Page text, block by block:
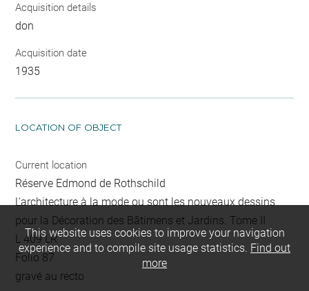
Acquisition details
don
Acquisition date
1935
LOCATION OF OBJECT
Current location
Réserve Edmond de Rothschild
L'architecture à la mode ou sont les nouveaux dessins
pour la Décoration des Bâtimens et Jardins. Tome II
L 409 LR
Folio 87
gravé au recto
This website uses cookies to improve your navigation
experience and to compile site usage statistics. Find out
more